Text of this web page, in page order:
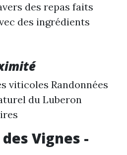
des repas faits
des ingrédients
viticoles Randonnées
du Luberon
Vignes -